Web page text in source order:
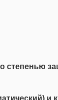
степенью
и